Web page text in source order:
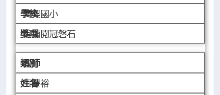
萬興國小
悅讀閱冠磐石
教師
王豐裕